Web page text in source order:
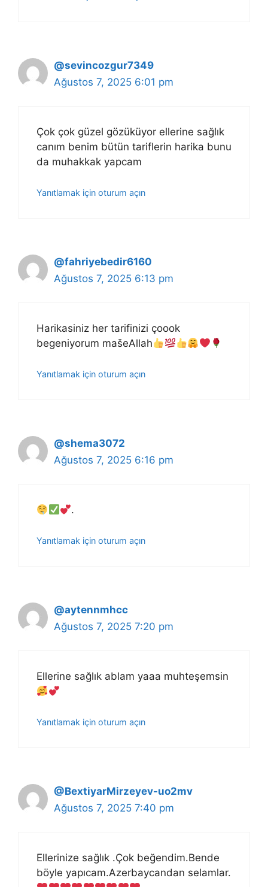
@sevincozgur7349
Ağustos 7, 2025 6:01 pm
Çok çok güzel gözüküyor ellerine sağlık
canım benim bütün tariflerin harika bunu
da muhakkak yapcam
Yanıtlamak için oturum açın
@fahriyebedir6160
Ağustos 7, 2025 6:13 pm
Harikasiniz her tarifinizi çoook
begeniyorum mašeAllah
Yanıtlamak için oturum açın
@shema3072
Ağustos 7, 2025 6:16 pm
.
Yanıtlamak için oturum açın
@aytennmhcc
Ağustos 7, 2025 7:20 pm
Ellerine sağlık ablam yaaa muhteşemsin
Yanıtlamak için oturum açın
@BextiyarMirzeyev-uo2mv
Ağustos 7, 2025 7:40 pm
Ellerinize sağlık .Çok beğendim.Bende
böyle yapıcam.Azerbaycandan selamlar.